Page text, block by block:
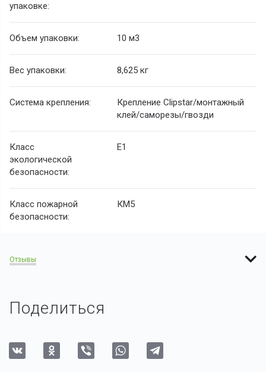
упаковке:
Объем упаковки: 10 м3
Вес упаковки: 8,625 кг
Система крепления:
Крепление Clipstar/монтажный
клей/саморезы/гвозди
Класс
экологической
безопасности:
E1
Класс пожарной
безопасности:
КМ5
Отзывы
Поделиться